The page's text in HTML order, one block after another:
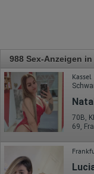
988 Sex-Anzeigen in
Kassel
70B,
69,